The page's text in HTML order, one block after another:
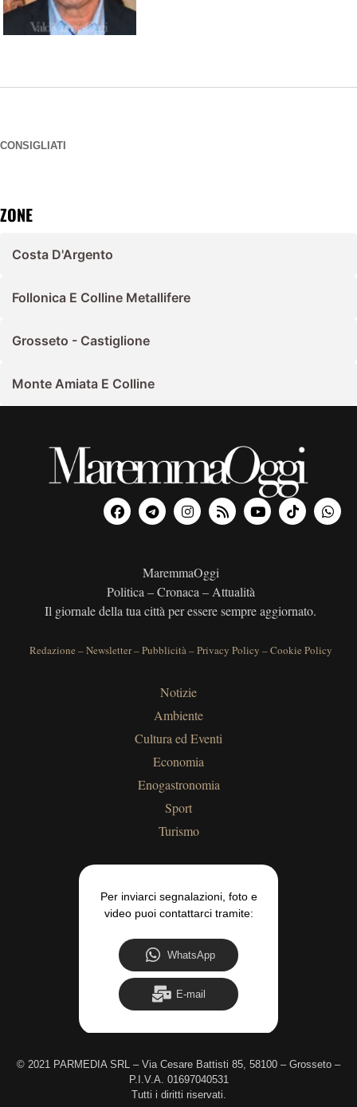
CONSIGLIATI
ZONE
Costa D'Argento
Follonica E Colline Metallifere
Grosseto - Castiglione
Monte Amiata E Colline
MaremmaOggi
Politica – Cronaca – Attualità
Il giornale della tua città per essere sempre aggiornato.
Redazione –Newsletter–Pubblicità–Privacy Policy –Cookie Policy
Notizie
Ambiente
Cultura ed Eventi
Economia
Enogastronomia
Sport
Turismo
Per inviarci segnalazioni, foto e
video puoi contattarci tramite:
WhatsApp
E-mail
© 2021 PARMEDIA SRL – Via Cesare Battisti 85, 58100 – Grosseto –
P.I.V.A. 01697040531
Tutti i diritti riservati.